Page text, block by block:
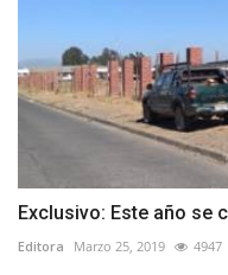
Exclusivo: Este año se
Editora Marzo 25, 2019 4947